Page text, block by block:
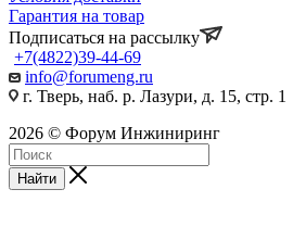
Гарантия на товар
Подписаться на рассылку
+7(4822)39-44-69
info@forumeng.ru
г. Тверь, наб. р. Лазури, д. 15, стр. 1
2026 © Форум Инжиниринг
Найти